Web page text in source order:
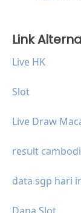
Link
Live HK
Slot
Live Draw
result
data sgp hari